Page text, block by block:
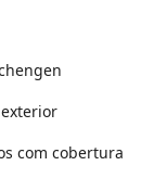
com cobertura